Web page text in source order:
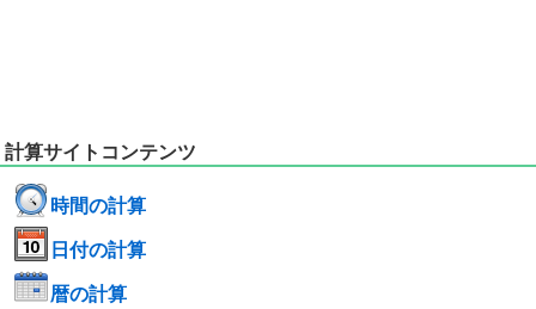
計算サイトコンテンツ
時間の計算
日付の計算
暦の計算